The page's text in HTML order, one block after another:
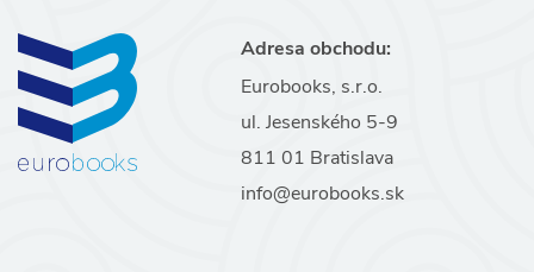
Adresa obchodu:
Eurobooks, s.r.o.
ul. Jesenského 5-9
811 01 Bratislava
info@eurobooks.sk